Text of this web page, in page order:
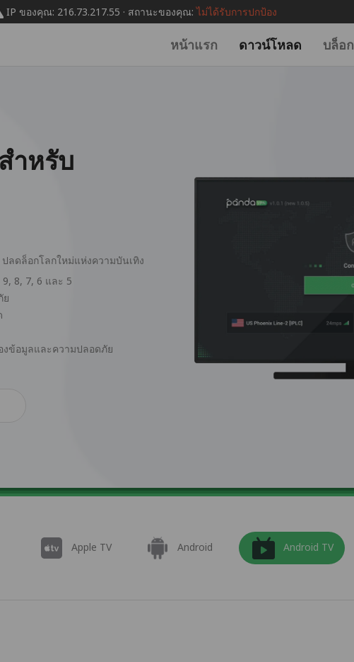
IP ของคุณ: 216.73.217.55 · สถานะของคุณ:ไม่ได้รับการปกป้อง
หน้าแรก ดาวน์โหลด บล็อก
ำหรับ
ลดล็อกโลกใหม่แห่งความบันเทิง
8, 7, 6 และ 5
ย
งข้อมูลและความปลอดภัย
Apple TV Android Android TV